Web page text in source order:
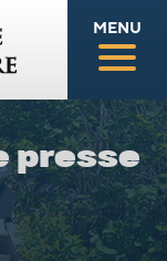
MENU
presse